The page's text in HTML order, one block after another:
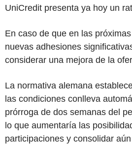
UniCredit presenta ya hoy un
En caso de que en las
nuevas adhesiones
considerar una mejora de la
La normativa alemana
las condiciones conlleva
prórroga de dos semanas del
lo que aumentaría las
participaciones y consolidar